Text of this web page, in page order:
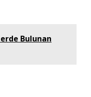
Bulunan